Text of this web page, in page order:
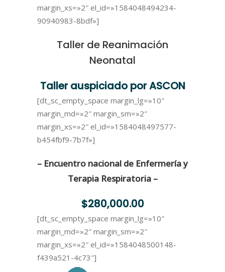
margin_xs=»2″ el_id=»1584048494234-
90940983-8bdf»]
Taller de Reanimación
Neonatal
Taller auspiciado por ASCON
[dt_sc_empty_space margin_lg=»10″
margin_md=»2″ margin_sm=»2″
margin_xs=»2″ el_id=»1584048497577-
b454fbf9-7b7f»]
– Encuentro nacional de Enfermería y
Terapia Respiratoria –
$280,000.00
[dt_sc_empty_space margin_lg=»10″
margin_md=»2″ margin_sm=»2″
margin_xs=»2″ el_id=»1584048500148-
f439a521-4c73″]